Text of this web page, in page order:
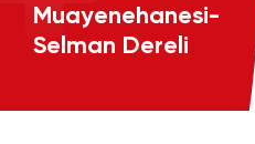
Muayenehanesi-
Selman Dereli